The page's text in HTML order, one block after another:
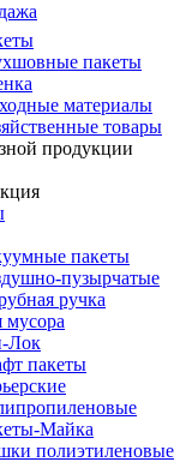
пакеты
материалы
товары
пакеты
пузырчатые
ручка
мусора
Лок
пакеты
Майка
полиэтиленовые